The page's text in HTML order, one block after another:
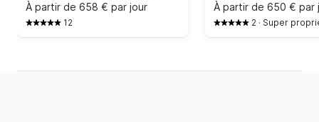
À partir de 658 € par jour
12
À partir de 650 € par
2 · Super